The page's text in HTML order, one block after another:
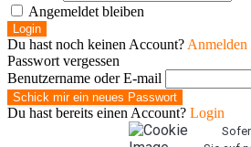
User397636
Managed
User397636
Managed
Angemeldet bleiben
Login
Du hast noch keinen Account? Anmelden
Passwort vergessen
Benutzername oder E-mail
Schick mir ein neues Passwort
Du hast bereits einen Account? Login